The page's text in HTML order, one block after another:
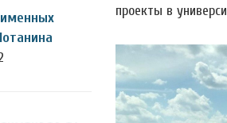
проекты в